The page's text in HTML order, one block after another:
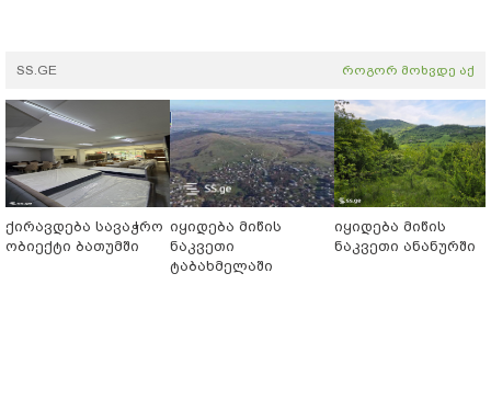
SS.GE როგორ მოხვდე აქ
ქირავდება სავაჭრო
ობიექტი ბათუმში
იყიდება მიწის
ნაკვეთი
ტაბახმელაში
იყიდება მიწის
ნაკვეთი ანანურში